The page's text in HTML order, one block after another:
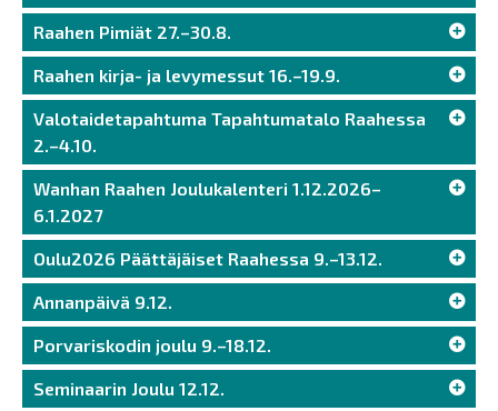
Raahen Pimiät 27.–30.8.
Raahen kirja- ja levymessut 16.–19.9.
Valotaidetapahtuma Tapahtumatalo Raahessa
2.–4.10.
Wanhan Raahen Joulukalenteri 1.12.2026–
6.1.2027
Oulu2026 Päättäjäiset Raahessa 9.–13.12.
Annanpäivä 9.12.
Porvariskodin joulu 9.–18.12.
Seminaarin Joulu 12.12.